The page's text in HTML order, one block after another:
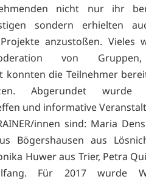
nicht nur ihr
sondern erhielten
anzustoßen. Vieles
von
konnten die Teilnehmer
Abgerundet
und informative
innen sind: Maria
Bögershausen aus
Huwer aus Trier, Petra
Für 2017 wurde